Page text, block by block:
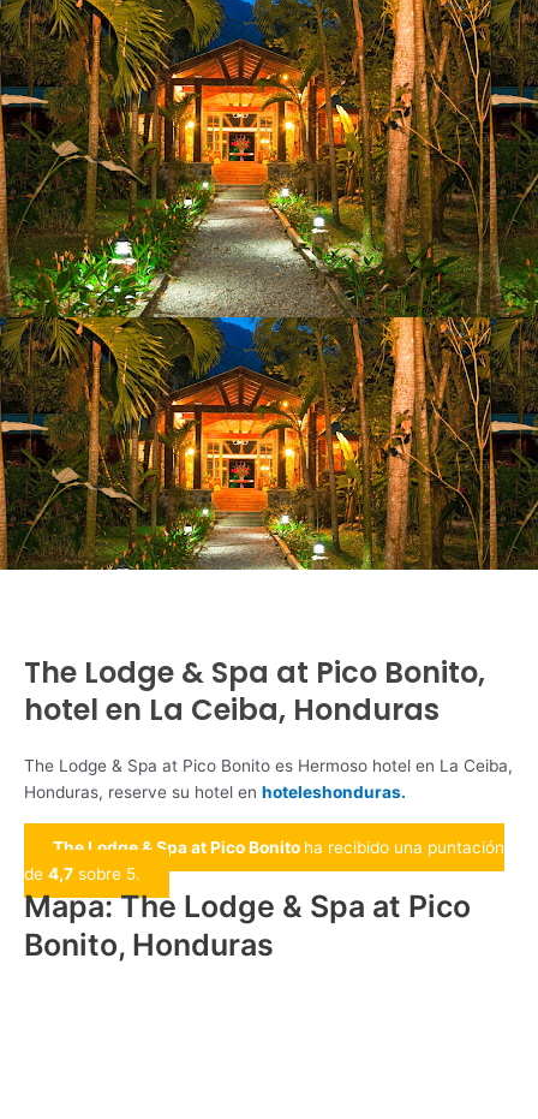
The Lodge & Spa at Pico Bonito,
hotel en La Ceiba, Honduras
The Lodge & Spa at Pico Bonito es Hermoso hotel en La Ceiba,
Honduras, reserve su hotel en hoteleshonduras.
The Lodge & Spa at Pico Bonito ha recibido una puntación
de 4,7 sobre 5.
Mapa: The Lodge & Spa at Pico
Bonito, Honduras